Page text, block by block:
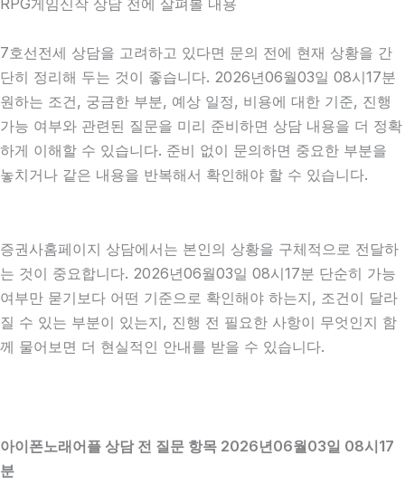
7호선전세 상담을 고려하고 있다면 문의 전에 현재 상황을 간
단히 정리해 두는 것이 좋습니다. 2026년06월03일 08시17분
원하는 조건, 궁금한 부분, 예상 일정, 비용에 대한 기준, 진행
가능 여부와 관련된 질문을 미리 준비하면 상담 내용을 더 정확
하게 이해할 수 있습니다. 준비 없이 문의하면 중요한 부분을
놓치거나 같은 내용을 반복해서 확인해야 할 수 있습니다.
증권사홈페이지 상담에서는 본인의 상황을 구체적으로 전달하
는 것이 중요합니다. 2026년06월03일 08시17분 단순히 가능
여부만 묻기보다 어떤 기준으로 확인해야 하는지, 조건이 달라
질 수 있는 부분이 있는지, 진행 전 필요한 사항이 무엇인지 함
께 물어보면 더 현실적인 안내를 받을 수 있습니다.
아이폰노래어플 상담 전 질문 항목 2026년06월03일 08시17
분